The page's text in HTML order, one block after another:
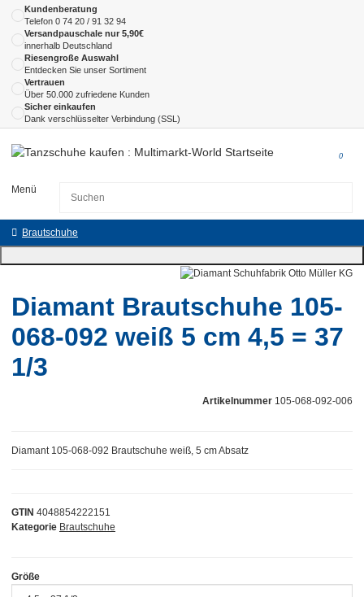
Kundenberatung
Telefon 0 74 20 / 91 32 94
Versandpauschale nur 5,90€
innerhalb Deutschland
Riesengroße Auswahl
Entdecken Sie unser Sortiment
Vertrauen
Über 50.000 zufriedene Kunden
Sicher einkaufen
Dank verschlüsselter Verbindung (SSL)
Menü
0
Brautschuhe
Diamant Brautschuhe 105-
068-092 weiß 5 cm 4,5 = 37
1/3
Artikelnummer 105-068-092-006
GTIN 4048854222151
Kategorie Brautschuhe
Diamant 105-068-092 Brautschuhe weiß, 5 cm Absatz
Größe